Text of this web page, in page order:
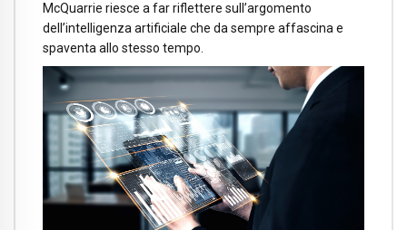
McQuarrie riesce a far riflettere sull’argomento
dell’intelligenza artificiale che da sempre affascina e
spaventa allo stesso tempo.